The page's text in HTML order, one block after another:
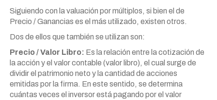
Siguiendo con la valuación por múltiplos, si bien el de
Precio / Ganancias es el más utilizado, existen otros.
Dos de ellos que también se utilizan son:
Precio / Valor Libro: Es la relación entre la cotización de
la acción y el valor contable (valor libro), el cual surge de
dividir el patrimonio neto y la cantidad de acciones
emitidas por la firma. En este sentido, se determina
cuántas veces el inversor está pagando por el valor